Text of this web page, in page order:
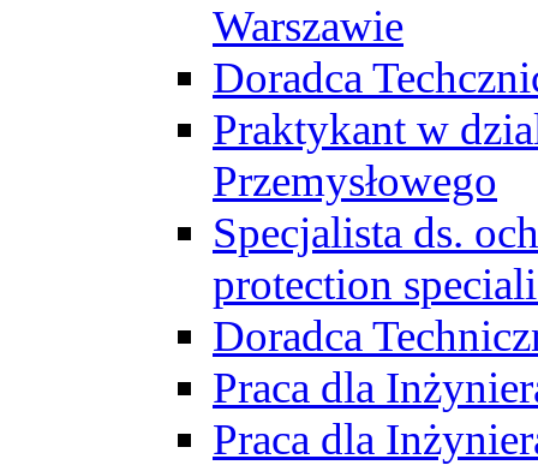
Warszawie
Doradca
Praktykant w
Przemysłowego
Specjalista ds.
protection
Doradca
Praca dla
Praca dla